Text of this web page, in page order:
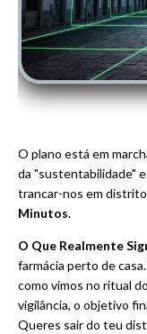
O plano está em
da "sustentabilidade"
trancar-nos em
Minutos.
O Que Realmente
farmácia perto de
como vimos no ritual
vigilância, o objetivo
Queres sair do teu